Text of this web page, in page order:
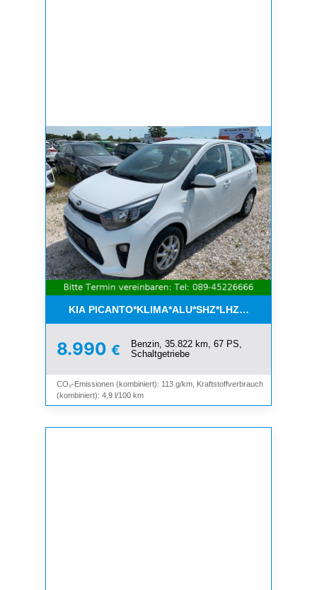
KIA PICANTO*KLIMA*ALU*SHZ*LHZ*BLUETOOTH*
8.990 €
Benzin, 35.822 km, 67 PS,
Schaltgetriebe
CO₂-Emissionen (kombiniert): 113 g/km, Kraftstoffverbrauch
(kombiniert): 4,9 l/100 km